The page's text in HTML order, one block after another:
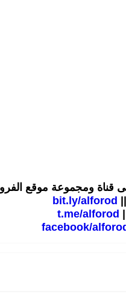
على قناة ومجموعة موقع
bit.ly/alforod
t.me/alforod
facebook/